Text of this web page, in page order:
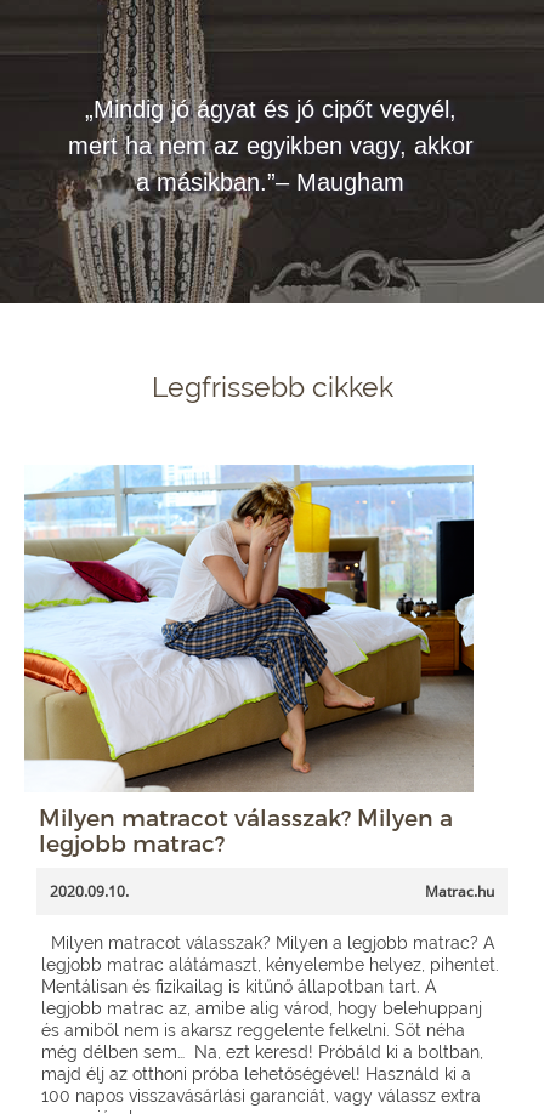
„Mindig jó ágyat és jó cipőt vegyél,
mert ha nem az egyikben vagy, akkor
a másikban.”– Maugham
Legfrissebb cikkek
Milyen matracot válasszak? Milyen a
legjobb matrac?
2020.09.10. Matrac.hu
Milyen matracot válasszak? Milyen a legjobb matrac? A
legjobb matrac alátámaszt, kényelembe helyez, pihentet.
Mentálisan és fizikailag is kitűnő állapotban tart. A
legjobb matrac az, amibe alig várod, hogy belehuppanj
és amiből nem is akarsz reggelente felkelni. Sőt néha
még délben sem… Na, ezt keresd! Próbáld ki a boltban,
majd élj az otthoni próba lehetőségével! Használd ki a
100 napos visszavásárlási garanciát, vagy válassz extra